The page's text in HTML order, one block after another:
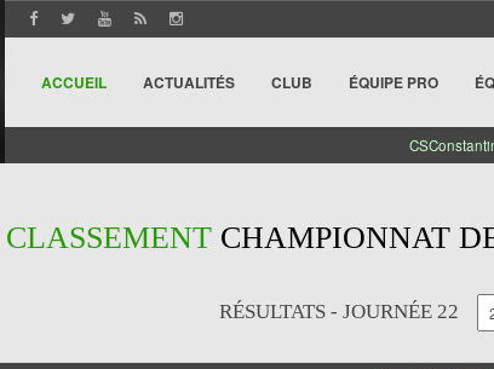
ACCUEIL ACTUALITÉS CLUB ÉQUIPE PRO
CHAMPIONNAT
RÉSULTATS - JOURNÉE 22